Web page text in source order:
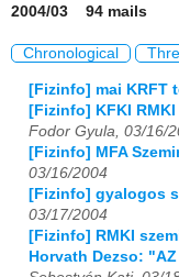
2008 01 02 03 04
2009 01 02 03 04
2010 01 02 03 04
2011 02 04
2004/03 94 mails
Chronological
[Fizinfo] mai KRFT
[Fizinfo] KFKI
Fodor Gyula, 03/16/
[Fizinfo] MFA
03/16/2004
[Fizinfo] gyalogos
03/17/2004
[Fizinfo] RMKI
Horvath Dezso: "AZ